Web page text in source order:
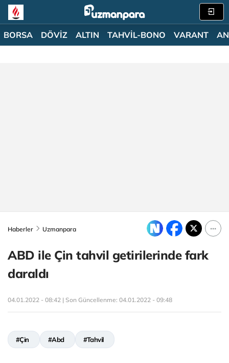
BORSA DÖVİZ ALTIN TAHVİL-BONO VARANT
Haberler Uzmanpara
ABD ile Çin tahvil getirilerinde fark
daraldı
04.01.2022 - 08:42 | Son Güncellenme: 04.01.2022 - 09:48
#Çin #Abd #Tahvil